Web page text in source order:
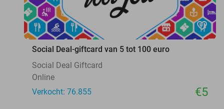
favorite_border
Social Deal-giftcard van 5 tot 100 euro
Social Deal Giftcard
Online
Verkocht: 76.855
€5